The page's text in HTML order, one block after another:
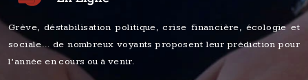
Grève, déstabilisation politique, crise financière, écologie et
sociale… de nombreux voyants proposent leur prédiction pour
l’année en cours ou à venir.